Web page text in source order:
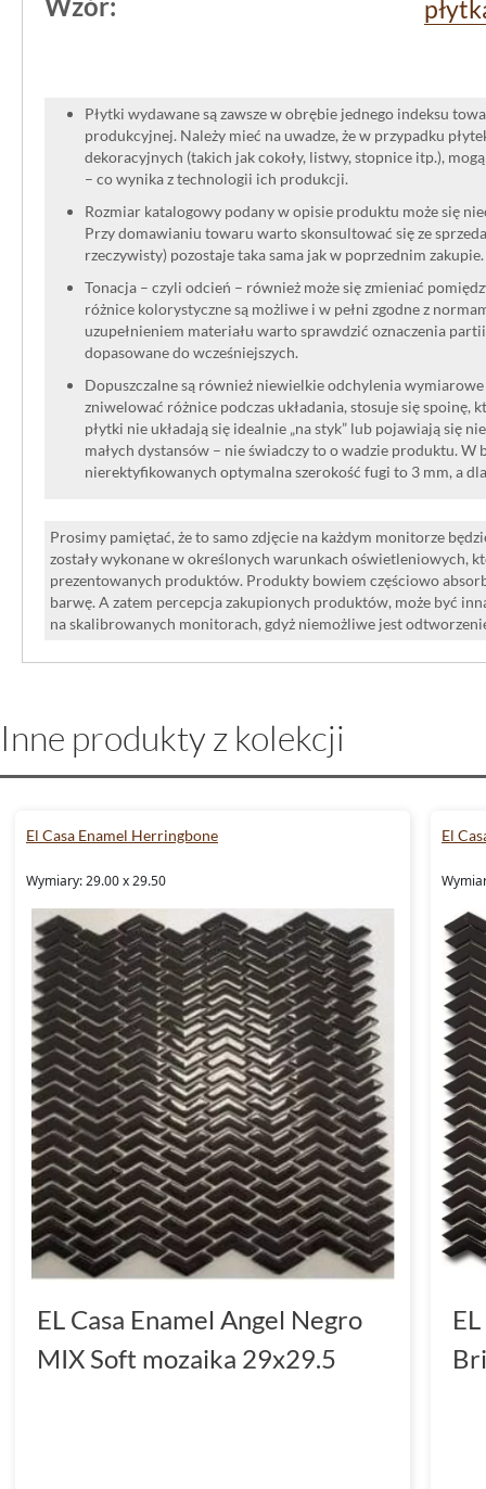
Płytki wydawane są zawsze w obrębie jednego indeksu
produkcyjnej. Należy mieć na uwadze, że w przypadku
dekoracyjnych (takich jak cokoły, listwy, stopnice itp.),
– co wynika z technologii ich produkcji.
Rozmiar katalogowy podany w opisie produktu może się
Przy domawianiu towaru warto skonsultować się ze
rzeczywisty) pozostaje taka sama jak w poprzednim zakupie.
Tonacja – czyli odcień – również może się zmieniać
różnice kolorystyczne są możliwe i w pełni zgodne z
uzupełnieniem materiału warto sprawdzić oznaczenia
dopasowane do wcześniejszych.
Dopuszczalne są również niewielkie odchylenia
zniwelować różnice podczas układania, stosuje się spoinę,
płytki nie układają się idealnie „na styk” lub pojawiają się
małych dystansów – nie świadczy to o wadzie produktu. W
nierektyfikowanych optymalna szerokość fugi to 3 mm, a
Prosimy pamiętać, że to samo zdjęcie na każdym monitorze
zostały wykonane w określonych warunkach oświetleniowych,
prezentowanych produktów. Produkty bowiem częściowo
barwę. A zatem percepcja zakupionych produktów, może być
na skalibrowanych monitorach, gdyż niemożliwe jest
Inne produkty z kolekcji
El Casa Enamel Herringbone
Wymiary: 29.00 x 29.50
EL Casa Enamel Angel Negro
MIX Soft mozaika 29x29.5
El